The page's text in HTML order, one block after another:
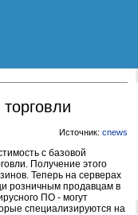
Источник: cnews
с базовой
Получение этого
Теперь на серверах
розничным продавцам в
ПО - могут
специализируются на